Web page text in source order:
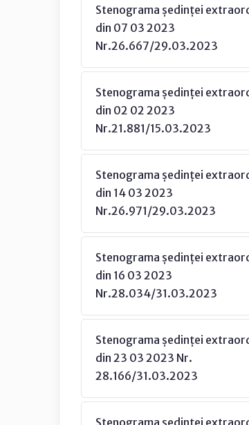
Stenograma ședinței
din 07 03 2023
Nr.26.667/29.03.2023
Stenograma ședinței
din 02 02 2023
Nr.21.881/15.03.2023
Stenograma ședinței
din 14 03 2023
Nr.26.971/29.03.2023
Stenograma ședinței
din 16 03 2023
Nr.28.034/31.03.2023
Stenograma ședinței
din 23 03 2023 Nr.
28.166/31.03.2023
Stenograma ședinței